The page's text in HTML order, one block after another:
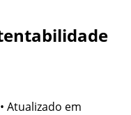
• Atualizado em